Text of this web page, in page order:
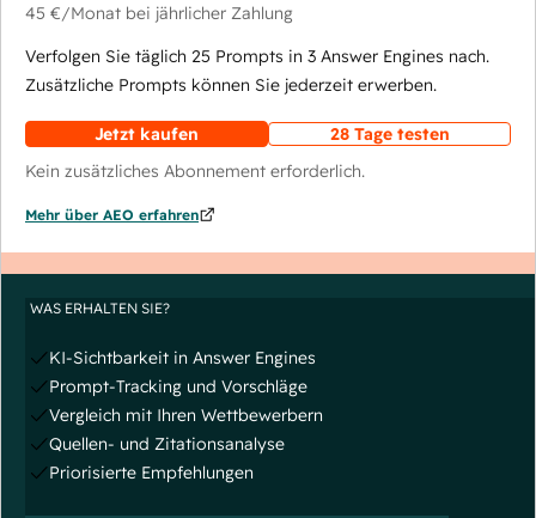
45 €/Monat bei jährlicher Zahlung
Verfolgen Sie täglich 25 Prompts in 3 Answer Engines nach.
Zusätzliche Prompts können Sie jederzeit erwerben.
Jetzt kaufen
28 Tage testen
Kein zusätzliches Abonnement erforderlich.
Mehr über AEO erfahren
WAS ERHALTEN SIE?
KI-Sichtbarkeit in Answer Engines
Prompt-Tracking und Vorschläge
Vergleich mit Ihren Wettbewerbern
Quellen- und Zitationsanalyse
Priorisierte Empfehlungen